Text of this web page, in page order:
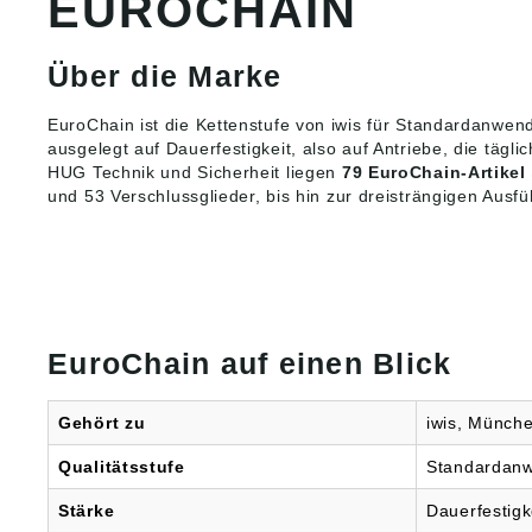
EUROCHAIN
Über die Marke
EuroChain ist die Kettenstufe von iwis für
ausgelegt auf Dauerfestigkeit, also auf Antriebe, die
HUG Technik und Sicherheit liegen 79 EuroChain-Artikel
und 53 Verschlussglieder, bis hin zur dreisträngigen
EuroChain auf einen Blick
Gehört zu iwis,
Qualitätsstufe
Stärke